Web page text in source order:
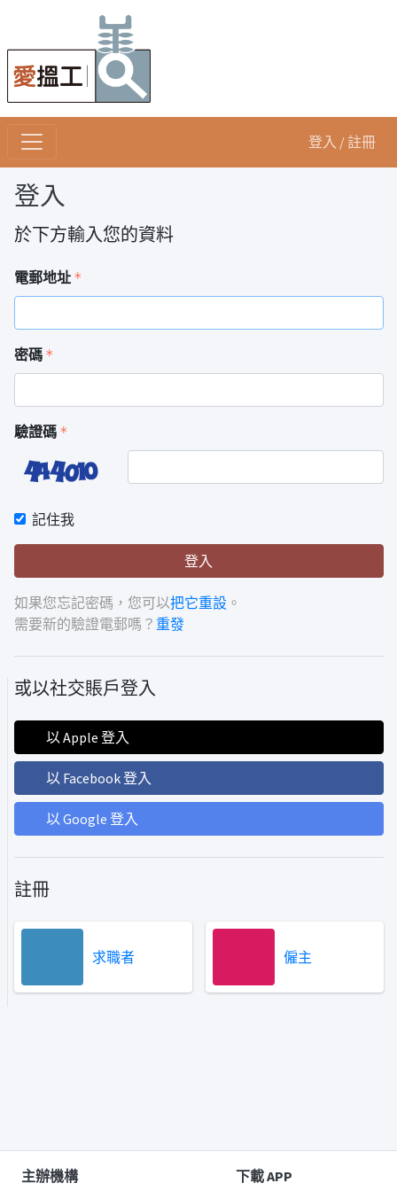
登入 / 註冊
登入
於下方輸入您的資料
電郵地址
密碼
驗證碼
記住我
登入
如果您忘記密碼，您可以把它重設 。
需要新的驗證電郵嗎？ 重發
或以社交賬戶登入
以 Apple 登入
以 Facebook 登入
以 Google 登入
註冊
求職者 僱主
主辦機構 下載 APP